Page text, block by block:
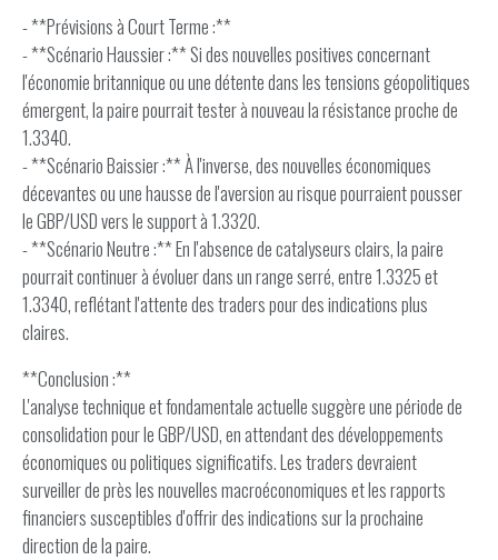
- **Prévisions à Court Terme :**
- **Scénario Haussier :** Si des nouvelles positives concernant
l'économie britannique ou une détente dans les tensions géopolitiques
émergent, la paire pourrait tester à nouveau la résistance proche de
1.3340.
- **Scénario Baissier :** À l'inverse, des nouvelles économiques
décevantes ou une hausse de l'aversion au risque pourraient pousser
le GBP/USD vers le support à 1.3320.
- **Scénario Neutre :** En l'absence de catalyseurs clairs, la paire
pourrait continuer à évoluer dans un range serré, entre 1.3325 et
1.3340, reflétant l'attente des traders pour des indications plus
claires.
**Conclusion :**
L'analyse technique et fondamentale actuelle suggère une période de
consolidation pour le GBP/USD, en attendant des développements
économiques ou politiques significatifs. Les traders devraient
surveiller de près les nouvelles macroéconomiques et les rapports
financiers susceptibles d'offrir des indications sur la prochaine
direction de la paire.